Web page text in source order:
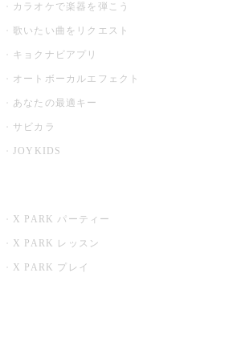
カラオケで楽器を弾こう
歌いたい曲をリクエスト
キョクナビアプリ
オートボーカルエフェクト
あなたの最適キー
サビカラ
JOYKIDS
X PARK パーティー
X PARK レッスン
X PARK プレイ